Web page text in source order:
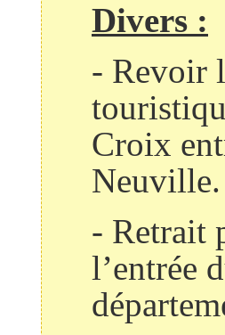
Divers :
- Revoir
Croix
Neuville.
- Retrait
l’entrée